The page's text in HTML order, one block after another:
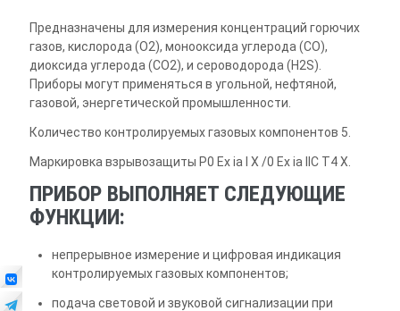
Предназначены для измерения концентраций горючих
газов, кислорода (O2), монооксида углерода (CO),
диоксида углерода (CO2), и сероводорода (H2S).
Приборы могут применяться в угольной, нефтяной,
газовой, энергетической промышленности.
Количество контролируемых газовых компонентов 5.
Маркировка взрывозащиты Р0 Ex ia I Х /0 Ex ia IIС T4 Х.
ПРИБОР ВЫПОЛНЯЕТ СЛЕДУЮЩИЕ
ФУНКЦИИ:
непрерывное измерение и цифровая индикация
контролируемых газовых компонентов;
подача световой и звуковой сигнализации при